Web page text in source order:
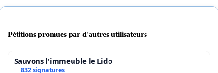
Pétitions promues par d'autres utilisateurs
Sauvons l'immeuble le Lido
832 signatures